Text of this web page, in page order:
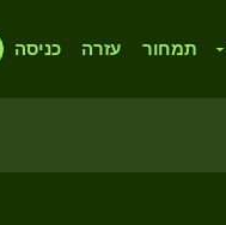
תמחור עזרה כניסה